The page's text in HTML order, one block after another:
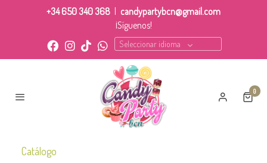
+34 650 340 368
candypartybcn@gmail.com
¡Síguenos!
Seleccionar idioma
0
Catálogo